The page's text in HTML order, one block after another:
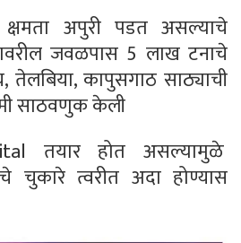
अपुरी पडत असल्याचे
जवळपास 5 लाख टनाचे
तेलबिया, कापुसगाठ साठ्याची
साठवणुक केली
तयार होत असल्यामुळे
चुकारे त्वरीत अदा होण्यास